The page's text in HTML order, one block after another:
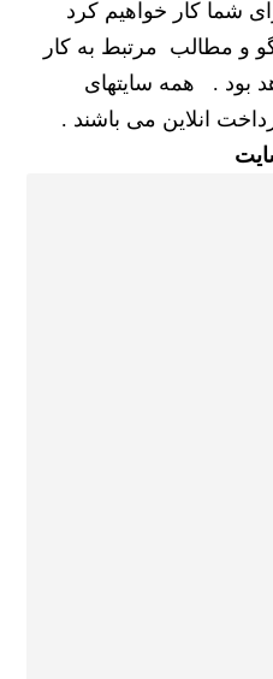
شما کار خواهیم کرد
و مطالب مرتبط به کار
بود . همه سایتهای
انلاین می باشند .